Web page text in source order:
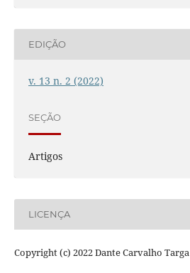
EDIÇÃO
v. 13 n. 2 (2022)
SEÇÃO
Artigos
LICENÇA
Copyright (c) 2022 Dante Carvalho Targa